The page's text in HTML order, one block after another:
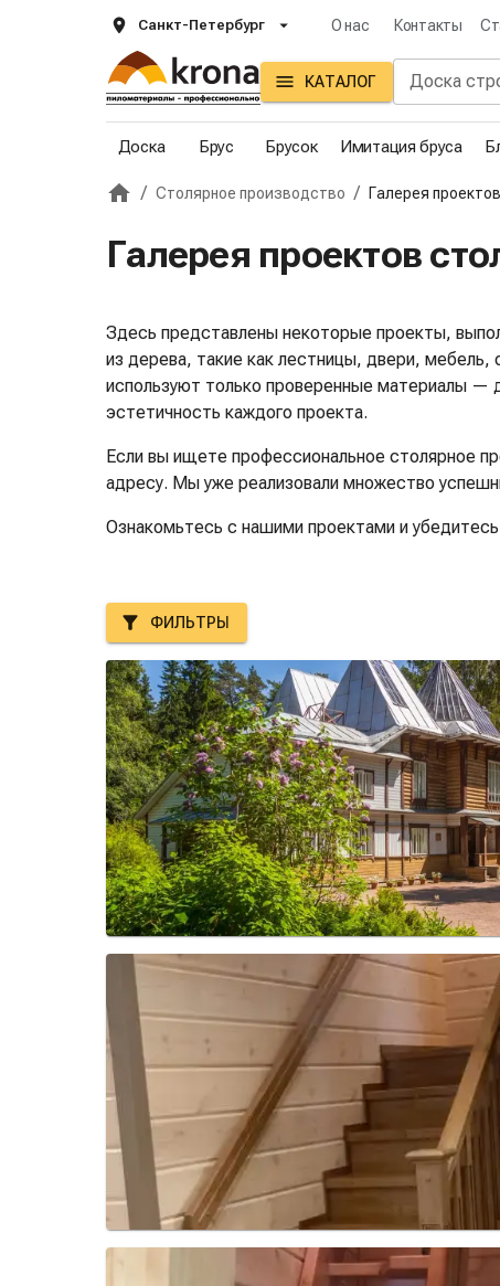
Санкт-Петербург О нас Контакты
КАТАЛОГ
Доска Брус Брусок Имитация бруса
Главная
/ Столярное производство / Галерея проектов
Галерея проектов
Здесь представлены некоторые проекты,
из дерева, такие как лестницы, двери,
используют только проверенные материалы —
эстетичность каждого проекта.
Если вы ищете профессиональное столярное
адресу. Мы уже реализовали множество
Ознакомьтесь с нашими проектами и
ФИЛЬТРЫ